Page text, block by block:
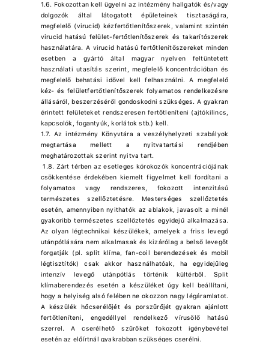
1.6. Fokozottan kell ügyelni az intézmény hallgatók és/vagy
dolgozók által látogatott épületeinek tisztaságára,
megfelelő (virucid) kézfertőtlenítőszerek, valamint szintén
virucid hatású felület-fertőtlenítőszerek és takarítószerek
használatára. A virucid hatású fertőtlenítőszereket minden
esetben a gyártó által magyar nyelven feltüntetett
használati utasítás szerint, megfelelő koncentrációban és
megfelelő behatási idővel kell felhasználni. A megfelelő
kéz- és felületfertőtlenítőszerek folyamatos rendelkezésre
állásáról, beszerzéséről gondoskodni szükséges. A gyakran
érintett felületeket rendszeresen fertőtleníteni (ajtókilincs,
kapcsolók, fogantyúk, korlátok stb.) kell.
1.7. Az intézmény Könyvtára a veszélyhelyzeti szabályok
megtartása mellett a nyitvatartási rendjében
meghatározottak szerint nyitva tart.
1.8. Zárt térben az esetleges kórokozók koncentrációjának
csökkentése érdekében kiemelt figyelmet kell fordítani a
folyamatos vagy rendszeres, fokozott intenzitású
természetes szellőztetésre. Mesterséges szellőztetés
esetén, amennyiben nyithatók az ablakok, javasolt a minél
gyakoribb természetes szellőztetés egyidejű alkalmazása.
Az olyan légtechnikai készülékek, amelyek a friss levegő
utánpótlására nem alkalmasak és kizárólag a belső levegőt
forgatják (pl. split klíma, fan-coil berendezések és mobil
légtisztítók) csak akkor használhatóak, ha egyidejűleg
intenzív levegő utánpótlás történik kültérből. Split
klímaberendezés esetén a készüléket úgy kell beállítani,
hogy a helyiség alsó felében ne okozzon nagy légáramlatot.
A készülék hőcserélőjét és porszűrőjét gyakran ajánlott
fertőtleníteni, engedéllyel rendelkező vírusölő hatású
szerrel. A cserélhető szűrőket fokozott igénybevétel
esetén az előírtnál gyakrabban szükséges cserélni.